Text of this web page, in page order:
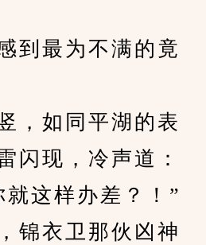
最为不满的竟
如同平湖的表
闪现，冷声道：
这样办差？！”
衣卫那伙凶神